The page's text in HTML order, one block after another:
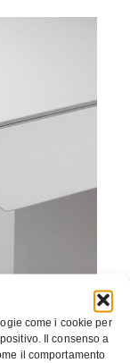
come i cookie per
Il consenso a
il comportamento